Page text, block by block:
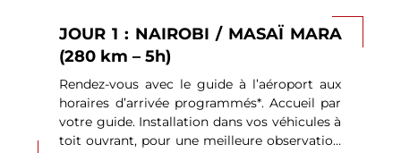
JOUR 1 : NAIROBI / MASAÏ MARA
(280 km – 5h)
Rendez-vous avec le guide à l’aéroport aux
horaires d’arrivée programmés*. Accueil par
votre guide. Installation dans vos véhicules à
toit ouvrant, pour une meilleure observation